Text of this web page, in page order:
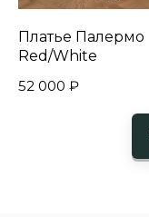
Платье Палермо
Red/White
52 000 ₽